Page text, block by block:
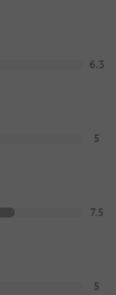
6.3
5
7.5
5